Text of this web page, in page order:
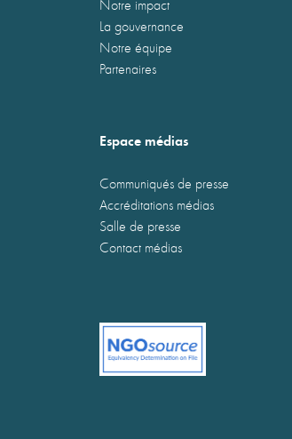
Notre impact
La gouvernance
Notre équipe
Partenaires
Espace médias
Communiqués de presse
Accréditations médias
Salle de presse
Contact médias